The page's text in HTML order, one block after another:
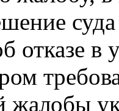
отказе в
жалобы